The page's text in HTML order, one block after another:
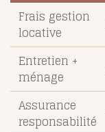
Frais gestion
locative
Entretien +
ménage
Assurance
responsabilité